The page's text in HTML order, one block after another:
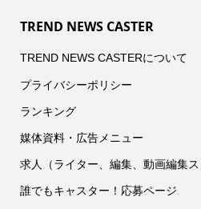
TREND NEWS CASTER
TREND NEWS CASTERについて
プライバシーポリシー
ランキング
媒体資料・広告メニュー
求人（ライター、編集、動画編集ス
誰でもキャスター！応募ページ